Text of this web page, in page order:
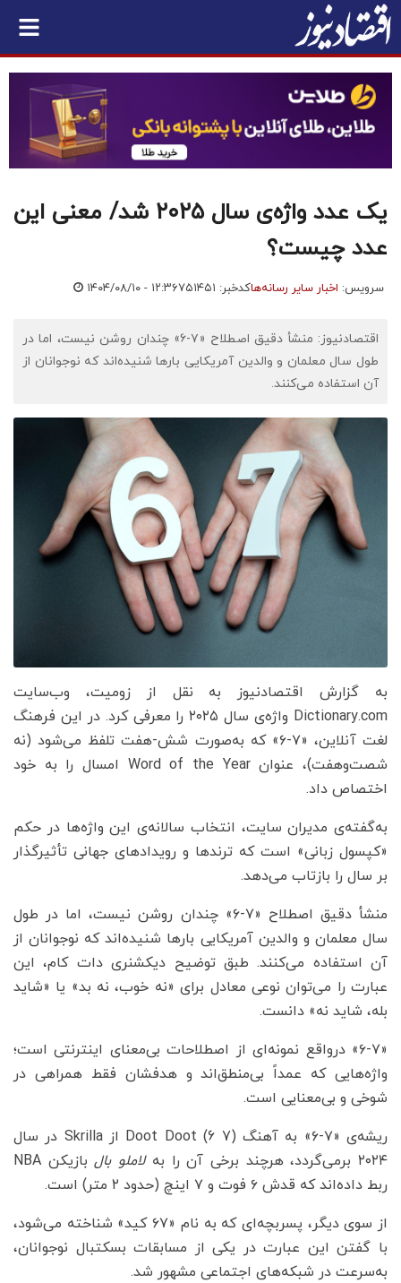
یک عدد واژه‌ی سال ۲۰۲۵ شد/ معنی این
عدد چیست؟
سرویس: اخبار سایر رسانه‌هاکدخبر: ۷۵۱۴۵۱ ۱۴۰۴/۰۸/۱۰ - ۱۲:۳۶
اقتصادنیوز: منشأ دقیق اصطلاح «۷-۶» چندان روشن نیست، اما در
طول سال معلمان و والدین آمریکایی بارها شنیده‌اند که نوجوانان از
آن استفاده می‌کنند.
به گزارش اقتصادنیوز به نقل از زومیت، وب‌سایت
Dictionary.com واژه‌ی سال ۲۰۲۵ را معرفی کرد. در این فرهنگ
لغت آنلاین، «۷-۶» که به‌صورت شش-هفت تلفظ می‌شود (نه
شصت‌و‌هفت)، عنوان Word of the Year امسال را به خود
اختصاص داد.
به‌گفته‌ی مدیران سایت، انتخاب سالانه‌ی این واژه‌ها در حکم
«کپسول زبانی» است که ترندها و رویدادهای جهانی تأثیرگذار
بر سال را بازتاب می‌دهد.
منشأ دقیق اصطلاح «۷-۶» چندان روشن نیست، اما در طول
سال معلمان و والدین آمریکایی بارها شنیده‌اند که نوجوانان از
آن استفاده می‌کنند. طبق توضیح دیکشنری دات کام، این
عبارت را می‌توان نوعی معادل برای «نه خوب، نه بد» یا «شاید
بله، شاید نه» دانست.
«۶-۷» درواقع نمونه‌ای از اصطلاحات بی‌معنای اینترنتی است؛
واژه‌هایی که عمداً بی‌منطق‌اند و هدفشان فقط همراهی در
شوخی و بی‌معنایی است.
ریشه‌ی «۷-۶» به آهنگ Doot Doot (6 7) از Skrilla در سال
۲۰۲۴ برمی‌گردد، هرچند برخی آن را به
لاملو بال
بازیکن NBA
ربط داده‌اند که قدش ۶ فوت و ۷ اینچ (حدود ۲ متر) است.
از سوی دیگر، پسربچه‌ای که به نام «۶۷ کید» شناخته می‌شود،
با گفتن این عبارت در یکی از مسابقات بسکتبال نوجوانان،
به‌سرعت در شبکه‌های اجتماعی مشهور شد.